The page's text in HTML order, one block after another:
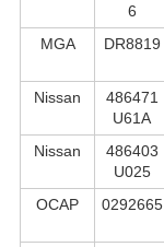
6
MGA
DR8819
Nissan
486471
U61A
Nissan
486403
U025
OCAP 0292665